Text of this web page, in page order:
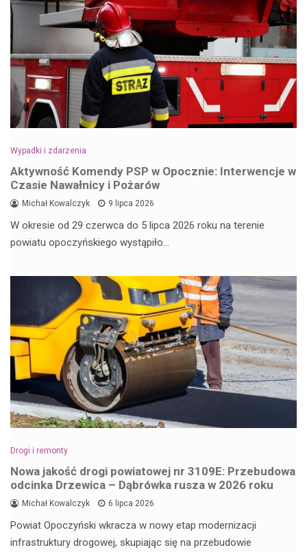
Wypadki i zdarzenia
Aktywność Komendy PSP w Opocznie: Interwencje w
Czasie Nawałnicy i Pożarów
Michał Kowalczyk 9 lipca 2026
W okresie od 29 czerwca do 5 lipca 2026 roku na terenie
powiatu opoczyńskiego wystąpiło…
Drogi i remonty
Nowa jakość drogi powiatowej nr 3109E: Przebudowa
odcinka Drzewica – Dąbrówka rusza w 2026 roku
Michał Kowalczyk 6 lipca 2026
Powiat Opoczyński wkracza w nowy etap modernizacji
infrastruktury drogowej, skupiając się na przebudowie